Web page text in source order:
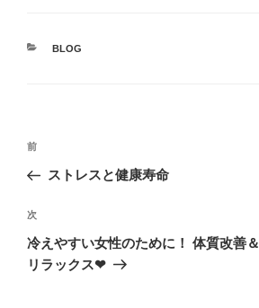
カ
BLOG
投
ビ
ゲ
ー
前
の
稿
前
ストレスと健康寿命
次
の
投
次
冷えやすい女性のために！ 体質改善＆
リラックス❤